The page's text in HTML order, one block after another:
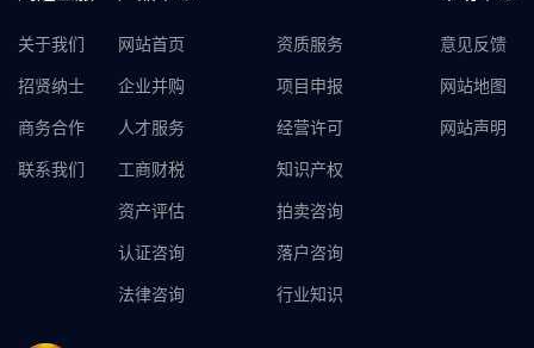
关于我们
招贤纳士
商务合作
联系我们
网站首页 资质服务
企业并购 项目申报
人才服务 经营许可
工商财税 知识产权
资产评估 拍卖咨询
认证咨询 落户咨询
法律咨询 行业知识
意见反馈
网站地图
网站声明